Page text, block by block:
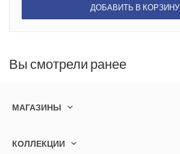
ДОБАВИТЬ В КОРЗИНУ
Вы смотрели ранее
МАГАЗИНЫ
КОЛЛЕКЦИИ